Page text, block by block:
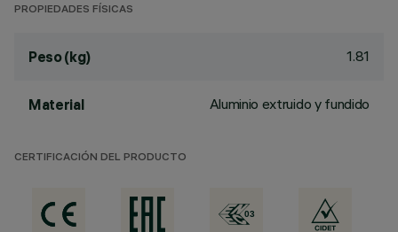
PROPIEDADES FÍSICAS
Peso (kg) 1.81
Material Aluminio extruido y fundido
CERTIFICACIÓN DEL PRODUCTO